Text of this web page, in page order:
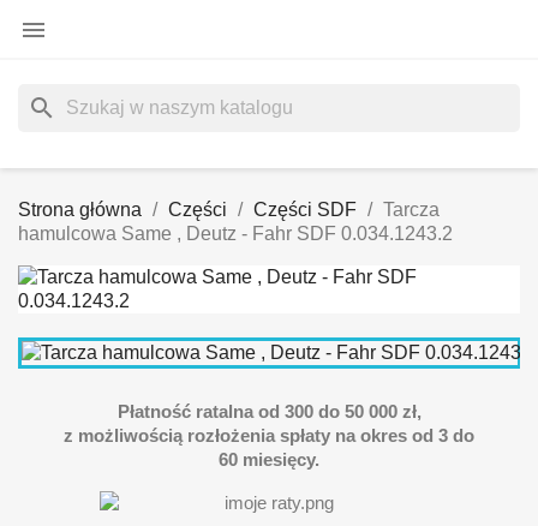

search
Strona główna Części Części SDF
Tarcza
hamulcowa Same , Deutz - Fahr SDF 0.034.1243.2
Płatność ratalna od 300 do 50 000 zł,
z możliwością rozłożenia spłaty na okres od 3 do
60 miesięcy.